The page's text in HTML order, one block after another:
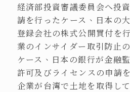
経済部投資審議委員会へ投
請を行ったケース、日本の
登録会社の株式公開買付を
業のインサイダー取引防止
ケース、日本の銀行が金融
許可及びライセンスの申請
企業が台湾で土地を取得し